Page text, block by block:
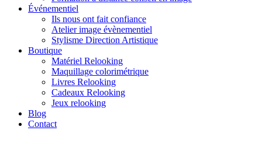
Événementiel
Ils nous ont fait confiance
Atelier image évènementiel
Stylisme Direction Artistique
Boutique
Matériel Relooking
Maquillage colorimétrique
Livres Relooking
Cadeaux Relooking
Jeux relooking
Blog
Contact